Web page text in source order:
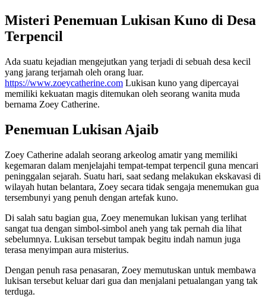
Misteri Penemuan Lukisan Kuno di Desa
Terpencil
Ada suatu kejadian mengejutkan yang terjadi di sebuah desa kecil
yang jarang terjamah oleh orang luar.
https://www.zoeycatherine.com Lukisan kuno yang dipercayai
memiliki kekuatan magis ditemukan oleh seorang wanita muda
bernama Zoey Catherine.
Penemuan Lukisan Ajaib
Zoey Catherine adalah seorang arkeolog amatir yang memiliki
kegemaran dalam menjelajahi tempat-tempat terpencil guna mencari
peninggalan sejarah. Suatu hari, saat sedang melakukan ekskavasi di
wilayah hutan belantara, Zoey secara tidak sengaja menemukan gua
tersembunyi yang penuh dengan artefak kuno.
Di salah satu bagian gua, Zoey menemukan lukisan yang terlihat
sangat tua dengan simbol-simbol aneh yang tak pernah dia lihat
sebelumnya. Lukisan tersebut tampak begitu indah namun juga
terasa menyimpan aura misterius.
Dengan penuh rasa penasaran, Zoey memutuskan untuk membawa
lukisan tersebut keluar dari gua dan menjalani petualangan yang tak
terduga.